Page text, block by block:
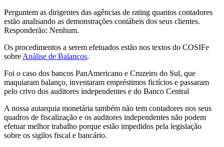
Perguntem as dirigentes das agências de rating quantos contadores
estão analisando as demonstrações contábeis dos seus clientes.
Responderão: Nenhum.
Os procedimentos a serem efetuados estão nos textos do COSIFe
sobre Análise de Balanços.
Foi o caso dos bancos PanAmericano e Cruzeiro do Sul, que
maquiaram balanço, inventaram empréstimos fictícios e passaram
pelo crivo dos auditores independentes e do Banco Central
A nossa autarquia monetária também não tem contadores nos seus
quadros de fiscalização e os auditores independentes não podem
efetuar melhor trabalho porque estão impedidos pela legislação
sobre os sigilos fiscal e bancário.